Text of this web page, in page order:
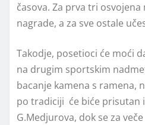
časova. Za prva tri
nagrade, a za sve ostale
Takodje, posetioci će moći
na drugim sportskim
bacanje kamena s ramena,
po tradiciji će biće prisutan
G.Medjurova, dok se za